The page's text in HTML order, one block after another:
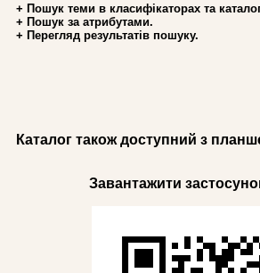
+ Пошук теми в класифікаторах та
+ Пошук за атрибутами.
+ Перегляд результатів пошуку.
Каталог також доступний з
Завантажити